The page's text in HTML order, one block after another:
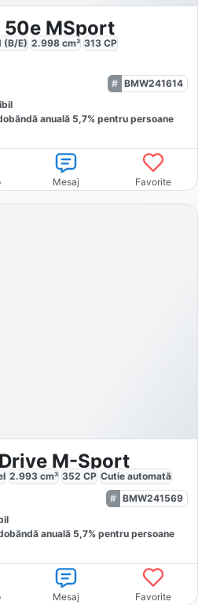
50e MSport
(B/E) 2.998 cm³ 313 CP
BMW241614
anuală 5,7% pentru persoane
Mesaj Favorite
M-Sport
2.993 cm³ 352 CP Cutie automată
BMW241569
anuală 5,7% pentru persoane
Mesaj Favorite